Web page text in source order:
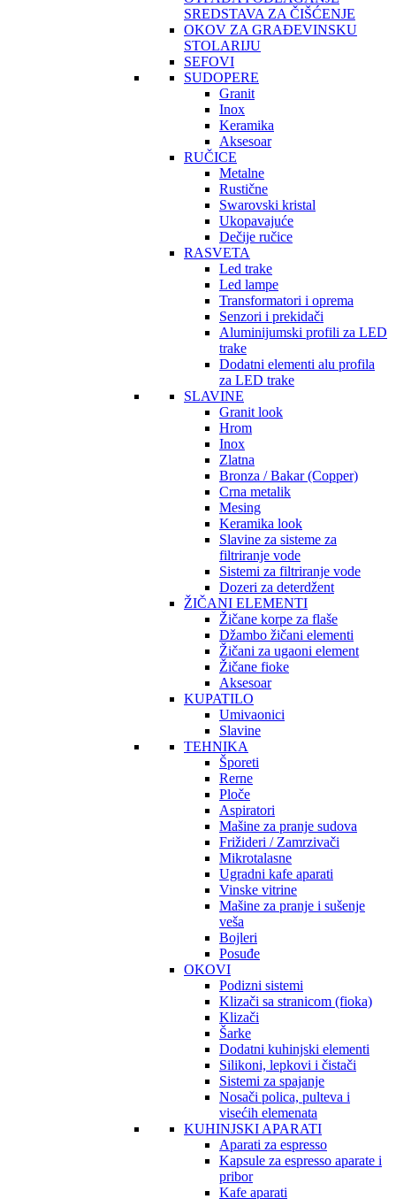
SREDSTAVA ZA ČIŠĆENJE
OKOV ZA GRAĐEVINSKU
STOLARIJU
SEFOVI
SUDOPERE
Granit
Inox
Keramika
Aksesoar
RUČICE
Metalne
Rustične
Swarovski kristal
Ukopavajuće
Dečije ručice
RASVETA
Led trake
Led lampe
Transformatori i oprema
Senzori i prekidači
Aluminijumski profili za LED
trake
Dodatni elementi alu profila
za LED trake
SLAVINE
Granit look
Hrom
Inox
Zlatna
Bronza / Bakar (Copper)
Crna metalik
Mesing
Keramika look
Slavine za sisteme za
filtriranje vode
Sistemi za filtriranje vode
Dozeri za deterdžent
ŽIČANI ELEMENTI
Žičane korpe za flaše
Džambo žičani elementi
Žičani za ugaoni element
Žičane fioke
Aksesoar
KUPATILO
Umivaonici
Slavine
TEHNIKA
Šporeti
Rerne
Ploče
Aspiratori
Mašine za pranje sudova
Frižideri / Zamrzivači
Mikrotalasne
Ugradni kafe aparati
Vinske vitrine
Mašine za pranje i sušenje
veša
Bojleri
Posuđe
OKOVI
Podizni sistemi
Klizači sa stranicom (fioka)
Klizači
Šarke
Dodatni kuhinjski elementi
Silikoni, lepkovi i čistači
Sistemi za spajanje
Nosači polica, pulteva i
visećih elemenata
KUHINJSKI APARATI
Aparati za espresso
Kapsule za espresso aparate i
pribor
Kafe aparati